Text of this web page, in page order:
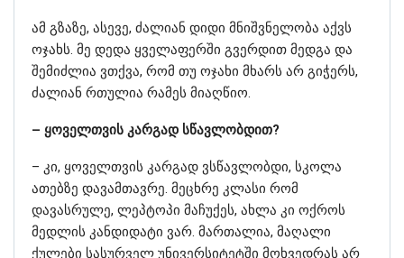
ამ გზაზე, ასევე, ძალიან დიდი მნიშვნელობა აქვს
ოჯახს. მე დედა ყველაფერში გვერდით მედგა და
შემიძლია ვთქვა, რომ თუ ოჯახი მხარს არ გიჭერს,
ძალიან რთულია რამეს მიაღწიო.
– ყოველთვის კარგად სწავლობდით?
– კი, ყოველთვის კარგად ვსწავლობდი, სკოლა
ათებზე დავამთავრე. მეცხრე კლასი რომ
დავასრულე, ლეპტოპი მაჩუქეს, ახლა კი ოქროს
მედლის კანდიდატი ვარ. მართალია, მაღალი
ქულები სასურველ უნივერსიტეტში მოხვედრას არ